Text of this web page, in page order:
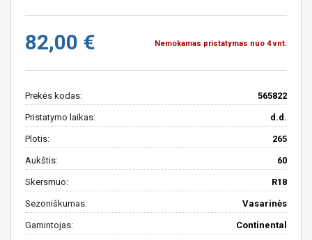
82,00 € Nemokamas pristatymas nuo 4 vnt.
Prekės kodas: 565822
Pristatymo laikas: d.d.
Plotis: 265
Aukštis: 60
Skersmuo: R18
Sezoniškumas: Vasarinės
Gamintojas: Continental